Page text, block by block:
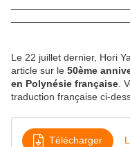
Le 22 juillet dernier, Hori
article sur le 50ème
en Polynésie française .
traduction française ci-
Télécharger